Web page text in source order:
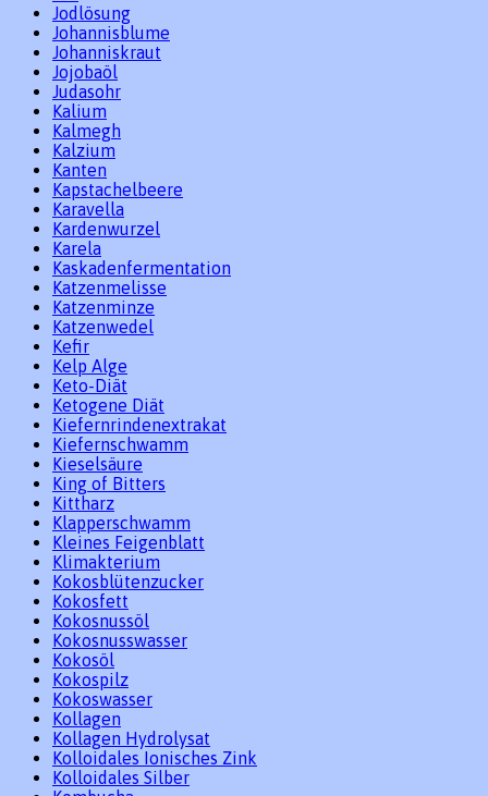
Jodlösung
Johannisblume
Johanniskraut
Jojobaöl
Judasohr
Kalium
Kalmegh
Kalzium
Kanten
Kapstachelbeere
Karavella
Kardenwurzel
Karela
Kaskadenfermentation
Katzenmelisse
Katzenminze
Katzenwedel
Kefir
Kelp Alge
Keto-Diät
Ketogene Diät
Kiefernrindenextrakat
Kiefernschwamm
Kieselsäure
King of Bitters
Kittharz
Klapperschwamm
Kleines Feigenblatt
Klimakterium
Kokosblütenzucker
Kokosfett
Kokosnussöl
Kokosnusswasser
Kokosöl
Kokospilz
Kokoswasser
Kollagen
Kollagen Hydrolysat
Kolloidales Ionisches Zink
Kolloidales Silber